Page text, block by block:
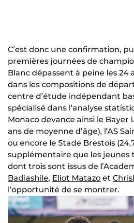
C’est donc une confirmation,
premières journées de
Blanc dépassent à peine les 24
dans les compositions de départ
centre d’étude indépendant
spécialisé dans l’analyse
Monaco devance ainsi le Bayer
ans de moyenne d’âge), l’AS
ou encore le Stade Brestois
supplémentaire que les jeunes
dont trois sont issus de
Badiashile, Eliot Matazo et
l’opportunité de se montrer.